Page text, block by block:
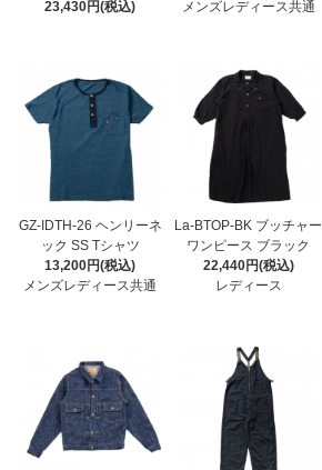
23,430円(税込)
メンズレディース共通
GZ-IDTH-26 ヘンリーネ
ック SS Tシャツ
13,200円(税込)
メンズレディース共通
La-BTOP-BK ブッチャー
ワンピース ブラック
22,440円(税込)
レディース